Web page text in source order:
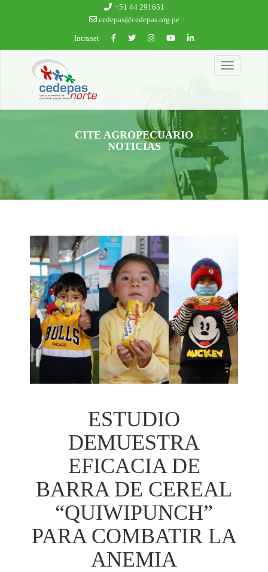
+51 44 291651
cedepas@cedepas.org.pe
Intranet
Toggle
navigation
CITE AGROPECUARIO
NOTICIAS
ESTUDIO
DEMUESTRA
EFICACIA DE
BARRA DE CEREAL
“QUIWIPUNCH”
PARA COMBATIR LA
ANEMIA